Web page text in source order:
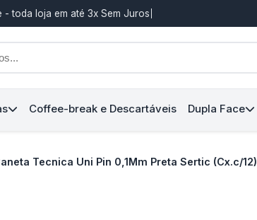
- toda loja em até 3x Sem Juros
Coffee-break e Descartáveis Dupla Face
Tecnica Uni Pin 0,1Mm Preta Sertic (Cx.c/12)